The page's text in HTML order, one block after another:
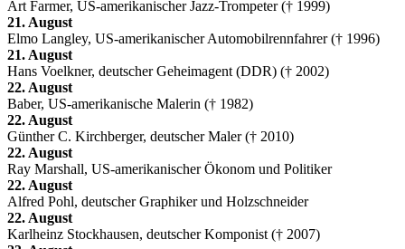
Art Farmer, US-amerikanischer Jazz-Trompeter († 1999)
21. August
Elmo Langley, US-amerikanischer Automobilrennfahrer († 1996)
21. August
Hans Voelkner, deutscher Geheimagent (DDR) († 2002)
22. August
Baber, US-amerikanische Malerin († 1982)
22. August
Günther C. Kirchberger, deutscher Maler († 2010)
22. August
Ray Marshall, US-amerikanischer Ökonom und Politiker
22. August
Alfred Pohl, deutscher Graphiker und Holzschneider
22. August
Karlheinz Stockhausen, deutscher Komponist († 2007)